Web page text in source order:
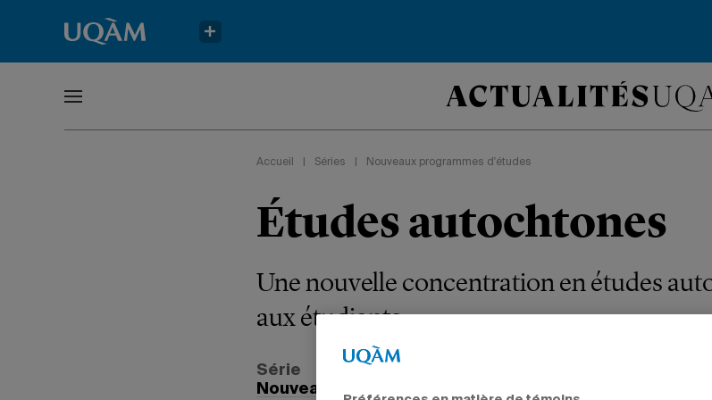
Accueil Séries Nouveaux programmes d'études
Études autochtones
Une nouvelle concentration en études
aux étudiants.
Série
Nouveaux programmes d'études